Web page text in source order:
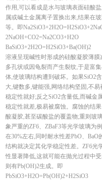
作用,可以看成是水与玻璃表面硅酸
属或碱土金属离子置换出来,结果在
等。即
2NaOH+CO2=Na2CO3+H2O
BaSiO3+2H2O=H2SiO3+Ba(OH)2
溶液呈现碱性时形成的硅酸凝胶薄
多孔状或因龟裂而产生裂纹,于是富
体,使玻璃结构遭到破坏。如果SiO2
大,键数多,键能强,网络结构坚固,不
稳定性就好;反之SiO2含量低,而碱金
稳定性就差,极易被腐蚀。腐蚀的结
酸凝胶,甚至碳酸盐的覆盖物;重则玻
象严重的ZF6、ZBaF3等光学玻璃为
在30%左右,同时耐水性差PbO、
结构就决定其化学稳定性差。ZF6光
性显著降低,这就可能在抛光过程中
则有Pb(OH)2生成。即
PbSiO3+H2O=Pb(OH)2+H2SiO3